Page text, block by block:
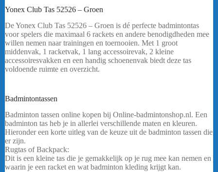
Yonex Club Tas 52526 – Groen
De Yonex Club Tas 52526 – Groen is dé perfecte badmintontas
voor spelers die maximaal 6 rackets en andere benodigdheden mee
willen nemen naar trainingen en toernooien. Met 1 groot
middenvak, 1 racketvak, 1 lang accessoirevak, 2 kleine
accessoiresvakken en een handig schoenenvak biedt deze tas
voldoende ruimte en overzicht.
Badmintontassen
Badminton tassen online kopen bij Online-badmintonshop.nl. Een
badminton tas heb je in allerlei verschillende maten en kleuren.
Hieronder een korte uitleg van de keuze uit de badminton tassen die
er zijn.
Rugtas of Backpack:
Dit is een kleine tas die je gemakkelijk op je rug mee kan nemen en
waarin je een racket en wat badminton kleding krijgt kan.